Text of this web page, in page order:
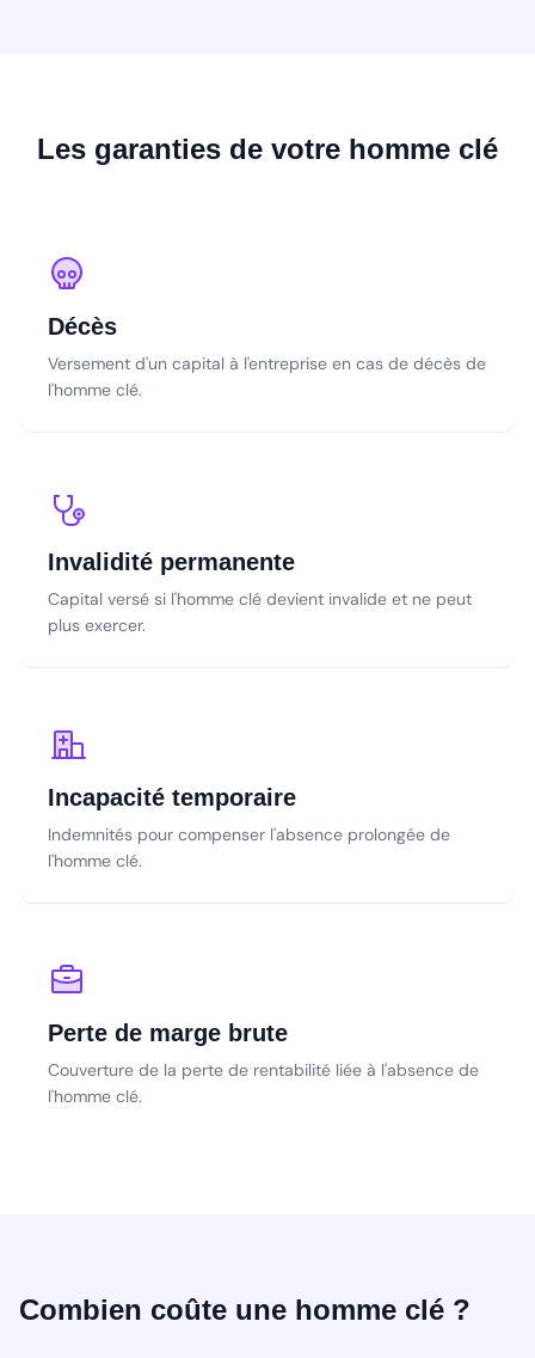
Les garanties de votre homme clé
Décès
Versement d'un capital à l'entreprise en cas de décès de
l'homme clé.
Invalidité permanente
Capital versé si l'homme clé devient invalide et ne peut
plus exercer.
Incapacité temporaire
Indemnités pour compenser l'absence prolongée de
l'homme clé.
Perte de marge brute
Couverture de la perte de rentabilité liée à l'absence de
l'homme clé.
Combien coûte une homme clé ?